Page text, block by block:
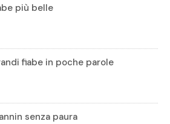
più belle
fiabe in poche parole
senza paura